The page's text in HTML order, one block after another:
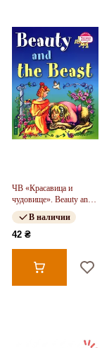
ЧВ «Красавица и
чудовище». Beauty and
the Beast
В наличии
42 ₴